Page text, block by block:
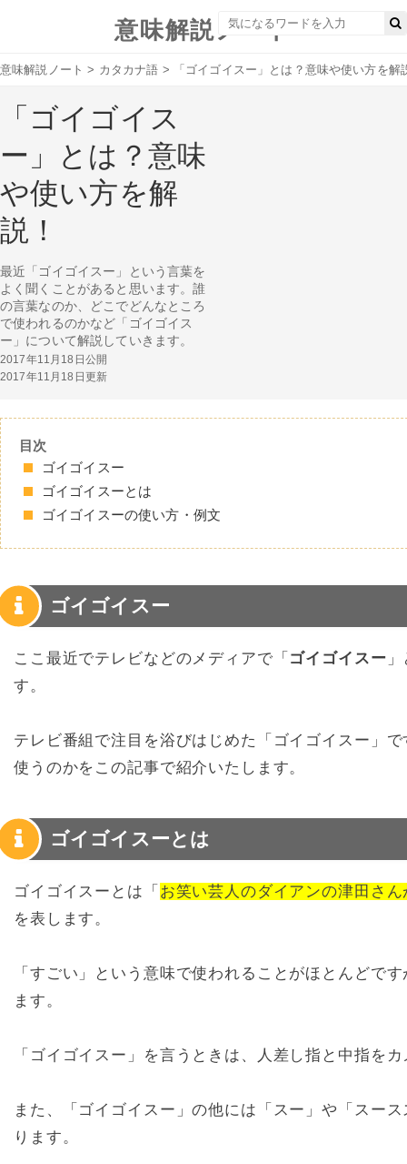
意味解説ノート
意味解説ノート > カタカナ語 > 「ゴイゴイスー」とは？意味や使い方を解
「ゴイゴイス
ー」とは？意味
や使い方を解
説！
最近「ゴイゴイスー」という言葉を
よく聞くことがあると思います。誰
の言葉なのか、どこでどんなところ
で使われるのかなど「ゴイゴイス
ー」について解説していきます。
2017年11月18日公開
2017年11月18日更新
目次
ゴイゴイスー
ゴイゴイスーとは
ゴイゴイスーの使い方・例文
ゴイゴイスー
ここ最近でテレビなどのメディアで「 ゴイゴイスー
す。
テレビ番組で注目を浴びはじめた「ゴイゴイスー」
使うのかをこの記事で紹介いたします。
ゴイゴイスーとは
ゴイゴイスーとは「 お笑い芸人のダイアンの津田さ
を表します。
「すごい」という意味で使われることがほとんどで
ます。
「ゴイゴイスー」を言うときは、人差し指と中指を
また、「ゴイゴイスー」の他には「スー」や「スー
ります。